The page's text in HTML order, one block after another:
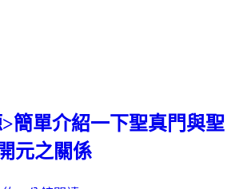
簡單介紹一下聖真門與聖
元之關係